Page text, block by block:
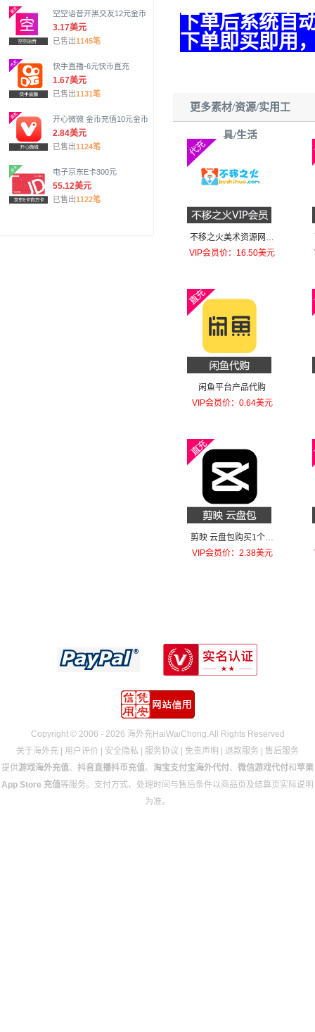
空空语音开黑交友12元金币
3.17美元
已售出1145笔
快手直播-6元快币直充
1.67美元
已售出1131笔
开心微微 金币充值10元金币
2.84美元
已售出1124笔
电子京东E卡300元
55.12美元
已售出1122笔
下单后系统自
下单即买即用
更多素材/资源/实用工
具/生活
不移之火美术资源网画
集VIP
VIP会员价：16.50美元
闲鱼平台产品代购
VIP会员价：0.64美元
剪映 云盘包购买1个月
进阶版（100GB）
VIP会员价：2.38美元
Copyright © 2006 - 2026 海外充HaiWaiChong.All Rights Reserved
关于海外充
用户评价 安全隐私 服务协议 免责声明 退款服务
售后服务
提供游戏海外充值、 抖音直播抖币充值、 淘宝支付宝海外代付、 微信游戏代付和 苹果
App Store 充值等服务。支付方式、处理时间与售后条件以商品页及结算页实际说明
为准。